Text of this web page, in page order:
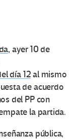
, ayer 10 de
día 12al mismo
de acuerdo
del PP con
la partida.
pública,